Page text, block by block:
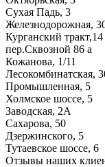
Сухая Падь, 3
Железнодорожная,
Курганский
пер.Сквозной 86 а
Кожанова, 1/11
Лесокомбинатская,
Промышленная, 5
Холмское шоссе, 5
Заводская, 2А
Сахарова, 50
Дзержинского, 5
Тутаевское шоссе, 6
Отзывы наших